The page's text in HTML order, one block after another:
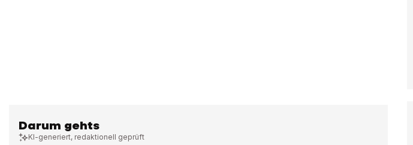
Darum gehts
KI-generiert, redaktionell geprüft